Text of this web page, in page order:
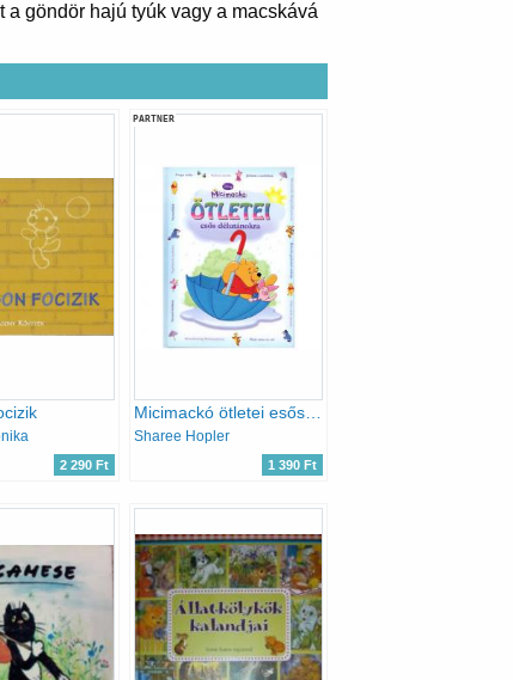
göndör hajú tyúk vagy a macskává
2 290 Ft
PARTNER
Micimackó ötletei esős délutánokra
Sharee Hopler
1 390 Ft